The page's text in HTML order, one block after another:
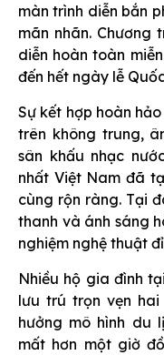
màn trình diễn bắn
mãn nhãn. Chương
diễn hoàn toàn
đến hết ngày lễ
Sự kết hợp hoàn
trên không trung,
sân khấu nhạc
nhất Việt Nam đã
cùng rộn ràng. Tại
thanh và ánh sáng
nghiệm nghệ thuật
Nhiều hộ gia đình
lưu trú trọn vẹn
hưởng mô hình du
mất hơn một giờ